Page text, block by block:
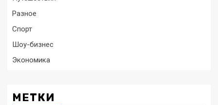
Разное
Спорт
Шоу-бизнес
Экономика
МЕТКИ